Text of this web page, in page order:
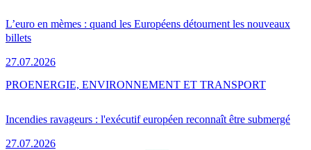
L’euro en mèmes : quand les Européens détournent les nouveaux
billets
27.07.2026
Incendies ravageurs : l'exécutif européen reconnaît être submergé
27.07.2026
PROENERGIE, ENVIRONNEMENT ET TRANSPORT